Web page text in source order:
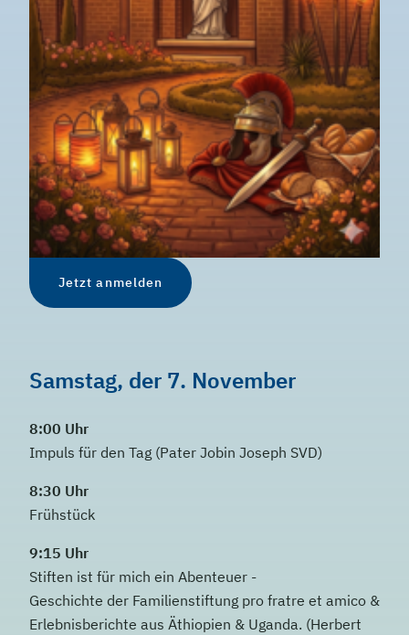
Jetzt anmelden
Samstag, der 7. November
8:00 Uhr
Impuls für den Tag (Pater Jobin Joseph SVD)
8:30 Uhr
Frühstück
9:15 Uhr
Stiften ist für mich ein Abenteuer -
Geschichte der Familienstiftung pro fratre et amico &
Erlebnisberichte aus Äthiopien & Uganda. (Herbert